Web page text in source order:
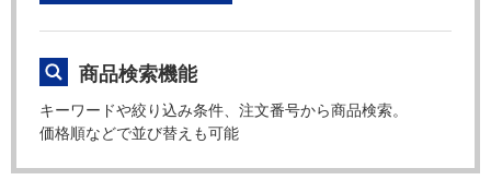
商品検索機能
キーワードや絞り込み条件、注文番号から商品検索。
価格順などで並び替えも可能